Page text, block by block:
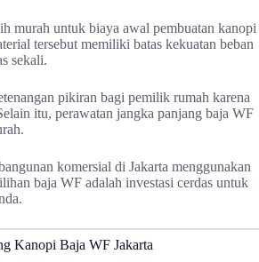
murah untuk biaya awal pembuatan kanopi
tersebut memiliki batas kekuatan beban
sekali.
pikiran bagi pemilik rumah karena
itu, perawatan jangka panjang baja WF
komersial di Jakarta menggunakan
baja WF adalah investasi cerdas untuk
Kanopi Baja WF Jakarta